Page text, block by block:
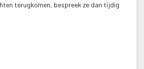
terugkomen, bespreek ze dan tijdig